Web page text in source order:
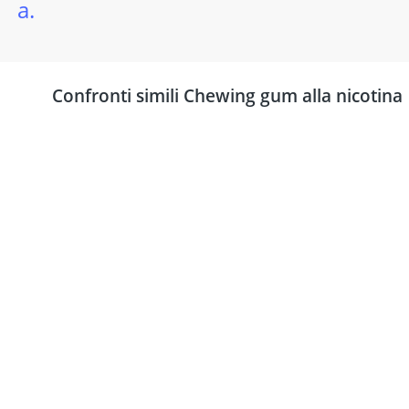
a.
Confronti simili Chewing gum alla nicotina